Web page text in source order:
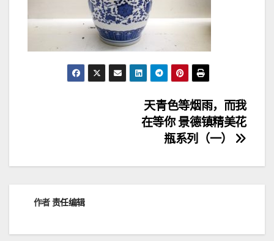
导
天青色等烟雨，而我
在等你 景德镇精美花
瓶系列（一）
作者责任编辑